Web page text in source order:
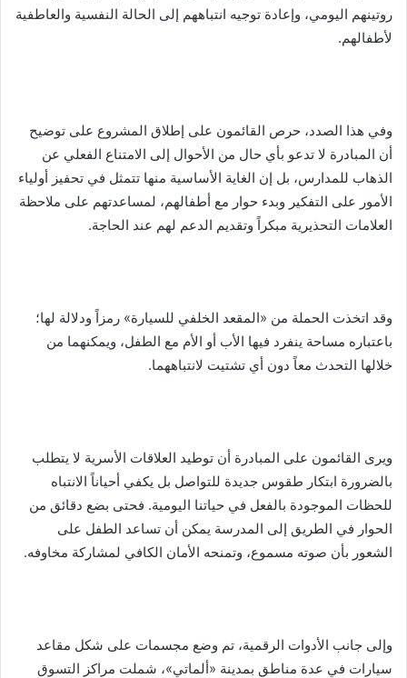
روتينهم اليومي، وإعادة توجيه انتباههم إلى الحالة النفسية والعاطفية
لأطفالهم.
وفي هذا الصدد، حرص القائمون على إطلاق المشروع على توضيح
أن المبادرة لا تدعو بأي حال من الأحوال إلى الامتناع الفعلي عن
الذهاب للمدارس، بل إن الغاية الأساسية منها تتمثل في تحفيز أولياء
الأمور على التفكير وبدء حوار مع أطفالهم، لمساعدتهم على ملاحظة
العلامات التحذيرية مبكراً وتقديم الدعم لهم عند الحاجة.
وقد اتخذت الحملة من «المقعد الخلفي للسيارة» رمزاً ودلالة لها؛
باعتباره مساحة ينفرد فيها الأب أو الأم مع الطفل، ويمكنهما من
خلالها التحدث معاً دون أي تشتيت لانتباههما.
ويرى القائمون على المبادرة أن توطيد العلاقات الأسرية لا يتطلب
بالضرورة ابتكار طقوس جديدة للتواصل بل يكفي أحياناً الانتباه
للحظات الموجودة بالفعل في حياتنا اليومية. فحتى بضع دقائق من
الحوار في الطريق إلى المدرسة يمكن أن تساعد الطفل على
الشعور بأن صوته مسموع، وتمنحه الأمان الكافي لمشاركة مخاوفه.
وإلى جانب الأدوات الرقمية، تم وضع مجسمات على شكل مقاعد
سيارات في عدة مناطق بمدينة «ألماتي»، شملت مراكز التسوق